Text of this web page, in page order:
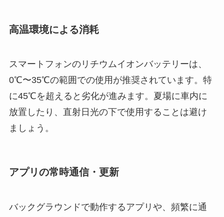
高温環境による消耗
スマートフォンのリチウムイオンバッテリーは、
0℃〜35℃の範囲での使用が推奨されています。特
に45℃を超えると劣化が進みます。夏場に車内に
放置したり、直射日光の下で使用することは避け
ましょう。
アプリの常時通信・更新
バックグラウンドで動作するアプリや、頻繁に通